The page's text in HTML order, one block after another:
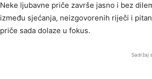
Neke ljubavne priče završe jasno i bez
između sjećanja, neizgovorenih riječi i
priče sada dolaze u fokus.
Sadržaj